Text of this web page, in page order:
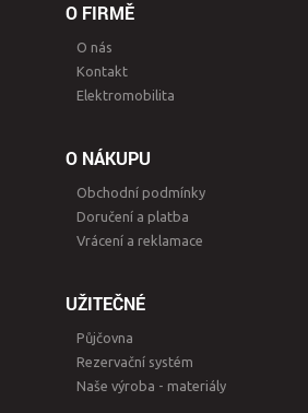
O FIRMĚ
O nás
Kontakt
Elektromobilita
O NÁKUPU
Obchodní podmínky
Doručení a platba
Vrácení a reklamace
UŽITEČNÉ
Půjčovna
Rezervační systém
Naše výroba - materiály